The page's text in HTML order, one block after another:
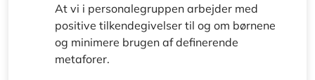
At vi i personalegruppen arbejder med
positive tilkendegivelser til og om børnene
og minimere brugen af definerende
metaforer.